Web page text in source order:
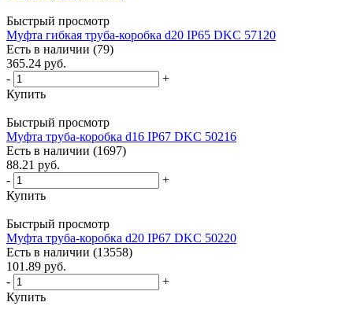
Быстрый просмотр
Муфта гибкая труба-коробка d20 IP65 DKC 57120
Есть в наличии (79)
365.24 руб.
-
+
Купить
Быстрый просмотр
Муфта труба-коробка d16 IP67 DKC 50216
Есть в наличии (1697)
88.21 руб.
-
+
Купить
Быстрый просмотр
Муфта труба-коробка d20 IP67 DKC 50220
Есть в наличии (13558)
101.89 руб.
-
+
Купить